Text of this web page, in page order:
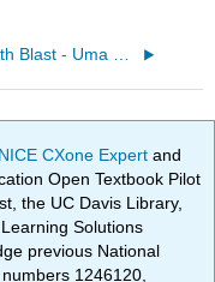
CXone Expertand
Open Textbook Pilot
the UC Davis Library,
Solutions
previous National
1246120,